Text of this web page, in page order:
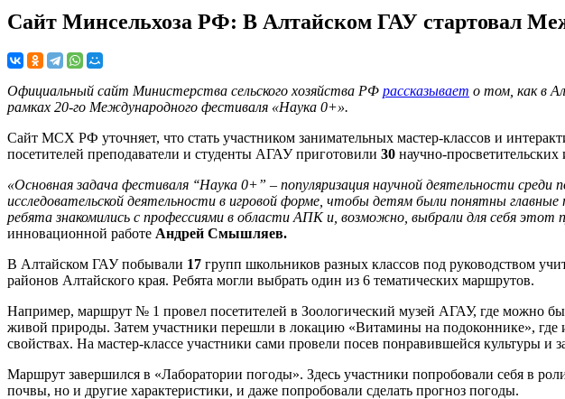
Сайт Минсельхоза РФ: В Алтайском ГАУ стартовал
Официальный сайт Министерства сельского хозяйства РФ рассказывает о том, как в
рамках 20-го Международного фестиваля «Наука 0+».
Сайт МСХ РФ уточняет, что стать участником занимательных мастер-классов и
посетителей преподаватели и студенты АГАУ приготовили 30 научно-
«Основная задача фестиваля ‘‘Наука 0+” – популяризация научной деятельности
исследовательской деятельности в игровой форме, чтобы детям были понятны
ребята знакомились с профессиями в области АПК и, возможно, выбрали для себя этот
инновационной работе Андрей Смышляев.
В Алтайском ГАУ побывали 17 групп школьников разных классов под руководством
районов Алтайского края. Ребята могли выбрать один из 6 тематических маршрутов.
Например, маршрут № 1 провел посетителей в Зоологический музей АГАУ, где можно
живой природы. Затем участники перешли в локацию «Витамины на подоконнике», где
свойствах. На мастер-классе участники сами провели посев понравившейся культуры и
Маршрут завершился в «Лаборатории погоды». Здесь участники попробовали себя в
почвы, но и другие характеристики, и даже попробовали сделать прогноз погоды.